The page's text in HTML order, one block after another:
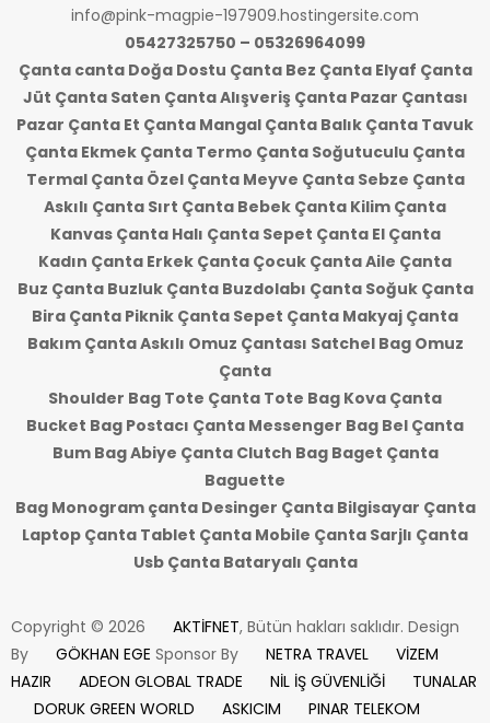
info@pink-magpie-197909.hostingersite.com
05427325750 – 05326964099
Çanta canta Doğa Dostu Çanta Bez Çanta Elyaf Çanta
Jüt Çanta Saten Çanta Alışveriş Çanta Pazar Çantası
Pazar Çanta Et Çanta Mangal Çanta Balık Çanta Tavuk
Çanta Ekmek Çanta Termo Çanta Soğutuculu Çanta
Termal Çanta Özel Çanta Meyve Çanta Sebze Çanta
Askılı Çanta Sırt Çanta Bebek Çanta Kilim Çanta
Kanvas Çanta Halı Çanta Sepet Çanta El Çanta
Kadın Çanta Erkek Çanta Çocuk Çanta Aile Çanta
Buz Çanta Buzluk Çanta Buzdolabı Çanta Soğuk Çanta
Bira Çanta Piknik Çanta Sepet Çanta Makyaj Çanta
Bakım Çanta Askılı Omuz Çantası Satchel Bag Omuz
Çanta
Shoulder Bag Tote Çanta Tote Bag Kova Çanta
Bucket Bag Postacı Çanta Messenger Bag Bel Çanta
Bum Bag Abiye Çanta Clutch Bag Baget Çanta
Baguette
Bag Monogram çanta Desinger Çanta Bilgisayar Çanta
Laptop Çanta Tablet Çanta Mobile Çanta Sarjlı Çanta
Usb Çanta Bataryalı Çanta
Copyright © 2026 AKTİFNET, Bütün hakları saklıdır. Design
By
GÖKHAN EGE Sponsor By NETRA TRAVEL
VİZEM
HAZIR
ADEON GLOBAL TRADE NİL İŞ GÜVENLİĞİ
TUNALAR
DORUK GREEN WORLD
ASKICIM
PINAR TELEKOM